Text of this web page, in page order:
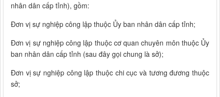
nhân dân cấp tỉnh), gồm:
Đơn vị sự nghiệp công lập thuộc Ủy ban nhân dân cấp tỉnh;
Đơn vị sự nghiệp công lập thuộc cơ quan chuyên môn thuộc Ủy
ban nhân dân cấp tỉnh (sau đây gọi chung là sở);
Đơn vị sự nghiệp công lập thuộc chi cục và tương đương thuộc
sở;